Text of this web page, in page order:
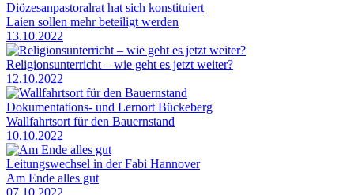
Diözesanpastoralrat hat sich konstituiert
Laien sollen mehr beteiligt werden
13.10.2022
Religionsunterricht – wie geht es jetzt weiter?
12.10.2022
Dokumentations- und Lernort Bückeberg
Wallfahrtsort für den Bauernstand
10.10.2022
Leitungswechsel in der Fabi Hannover
Am Ende alles gut